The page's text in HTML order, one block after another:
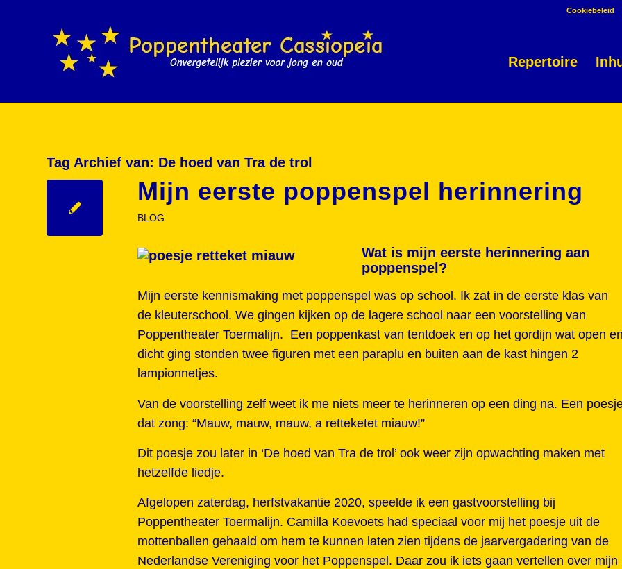
Cookiebeleid
Repertoire
Tag Archief van: De hoed van Tra de trol
Mijn eerste poppenspel herinnering
BLOG
Wat is mijn eerste herinnering aan
poppenspel?
Mijn eerste kennismaking met poppenspel was op school. Ik zat in de eerste klas van
de kleuterschool. We gingen kijken op de lagere school naar een voorstelling van
Poppentheater Toermalijn. Een poppenkast van tentdoek en op het gordijn wat open en
dicht ging stonden twee figuren met een paraplu en buiten aan de kast hingen 2
lampionnetjes.
Van de voorstelling zelf weet ik me niets meer te herinneren op een ding na. Een
dat zong: “Mauw, mauw, mauw, a retteketet miauw!”
Dit poesje zou later in ‘De hoed van Tra de trol’ ook weer zijn opwachting maken met
hetzelfde liedje.
Afgelopen zaterdag, herfstvakantie 2020, speelde ik een gastvoorstelling bij
Poppentheater Toermalijn. Camilla Koevoets had speciaal voor mij het poesje uit de
mottenballen gehaald om hem te kunnen laten zien tijdens de jaarvergadering van de
Nederlandse Vereniging voor het Poppenspel. Daar zou ik iets gaan vertellen over mijn